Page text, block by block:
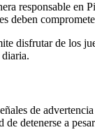
responsable
deben
disfrutar de los
de
detenerse a